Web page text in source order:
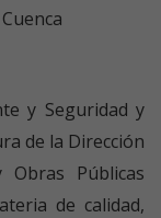
y Seguridad y
de la Dirección
Públicas
de calidad,